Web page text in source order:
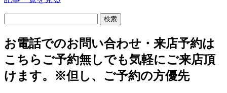
お電話でのお問い合わせ・ 来店予約は
こちらご予約無しでも気軽にご来店頂
けます。
※但し、ご予約の方優先